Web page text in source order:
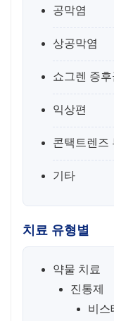
공막염
상공막염
쇼그렌 증후
익상편
콘택트렌즈
기타
치료 유형별
약물 치료
진통제
비스